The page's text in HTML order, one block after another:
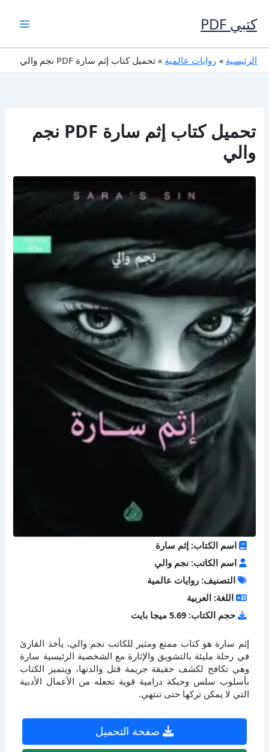
إلى
المحتوى
كتبي PDF
الرئيسية روايات عالمية تحميل كتاب إثم سارة PDF نجم والي
تحميل كتاب إثم سارة PDF نجم
والي
اسم الكتاب: إثم سارة
اسم الكاتب: نجم والي
التصنيف: روايات عالمية
اللغة: العربية
حجم الكتاب: 5.69 ميجا بايت
إثم سارة هو كتاب ممتع ومثير للكاتب نجم والي، يأخذ القارئ
في رحلة مليئة بالتشويق والإثارة مع الشخصية الرئيسية سارة
وهي تكافح لكشف حقيقة جريمة قتل والدتها، ويتميز الكتاب
بأسلوب سلس وحبكة درامية قوية تجعله من الأعمال الأدبية
التي لا يمكن تركها حتى تنتهي.
صفحة التحميل